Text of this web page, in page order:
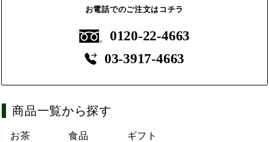
お電話でのご注文はコチラ
0120-22-4663
03-3917-4663
商品一覧から探す
お茶 食品 ギフト